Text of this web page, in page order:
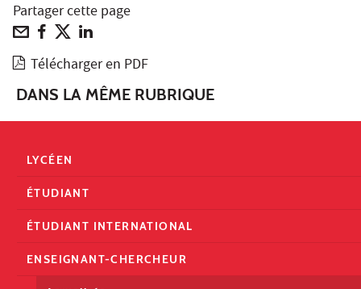
Partager cette page
Télécharger en PDF
DANS LA MÊME RUBRIQUE
LYCÉEN
ÉTUDIANT
ÉTUDIANT INTERNATIONAL
ENSEIGNANT-CHERCHEUR